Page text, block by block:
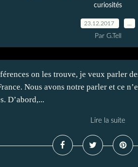
curiosités
23.12.2017
Par G.Tell
on les trouve, je veux parler
Nous avons notre parler et ce
D’abord,...
Lire la suite